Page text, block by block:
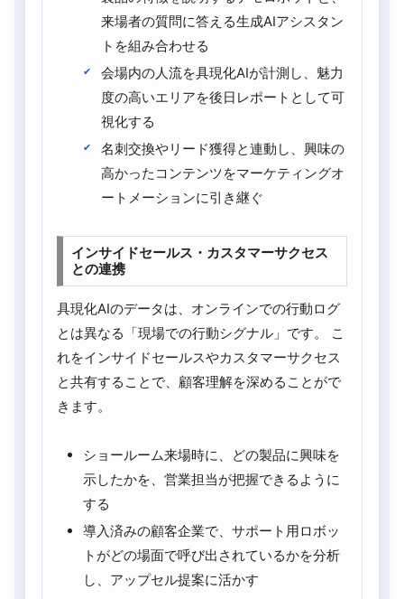
来場者の質問に答える生成AIアシスタン
トを組み合わせる
会場内の人流を具現化AIが計測し、魅力
度の高いエリアを後日レポートとして可
視化する
名刺交換やリード獲得と連動し、興味の
高かったコンテンツをマーケティングオ
ートメーションに引き継ぐ
インサイドセールス・カスタマーサクセス
との連携
具現化AIのデータは、オンラインでの行動ログ
とは異なる「現場での行動シグナル」です。 こ
れをインサイドセールスやカスタマーサクセス
と共有することで、顧客理解を深めることがで
きます。
ショールーム来場時に、どの製品に興味を
示したかを、営業担当が把握できるように
する
導入済みの顧客企業で、サポート用ロボッ
トがどの場面で呼び出されているかを分析
し、アップセル提案に活かす